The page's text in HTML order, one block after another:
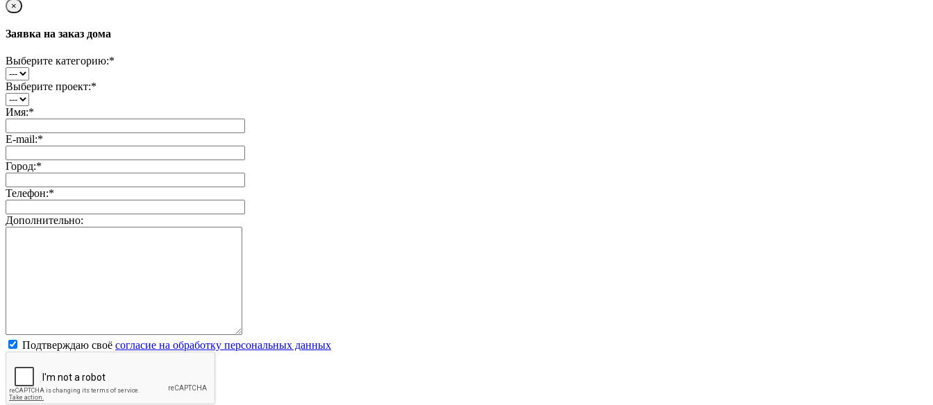
×
Заявка на заказ дома
Выберите категорию:*
Выберите проект:*
Имя:*
E-mail:*
Город:*
Телефон:*
Дополнительно:
Подтверждаю своё согласие на обработку персональных данных